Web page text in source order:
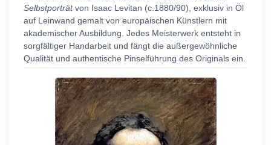
Selbstporträtvon Isaac Levitan (c.1880/90), exklusiv in Öl
auf Leinwand gemalt von europäischen Künstlern mit
akademischer Ausbildung. Jedes Meisterwerk entsteht in
sorgfältiger Handarbeit und fängt die außergewöhnliche
Qualität und authentische Pinselführung des Originals ein.